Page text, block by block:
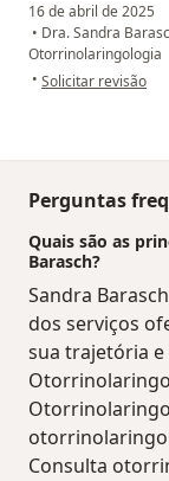
16 de abril de 2025
• Dra. Sandra
Otorrinolaringologia
• na opinião do
Solicitar revisão
Perguntas
Quais são as
Barasch?
Sandra
dos serviços
sua trajetória e
Consulta